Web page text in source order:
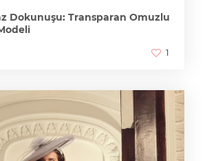
Dokunuşu: Transparan Omuzlu
1